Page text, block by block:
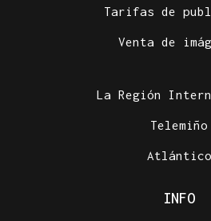
Tarifas de
Venta de
La Región
Telemiño
Atlántico
INFO